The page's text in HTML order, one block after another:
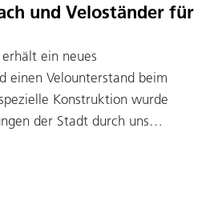
und Veloständer für
ein neues
einen Velounterstand beim
Konstruktion wurde
der Stadt durch uns…